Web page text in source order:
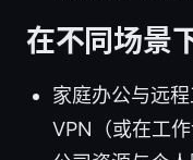
在不同场景
家庭办公与远
VPN（或在工